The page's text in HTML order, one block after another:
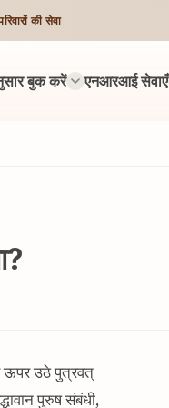
की सेवा
बुक करें एनआरआई सेवाएँ
ऊपर उठे पुत्रवत्
पुरुष संबंधी,